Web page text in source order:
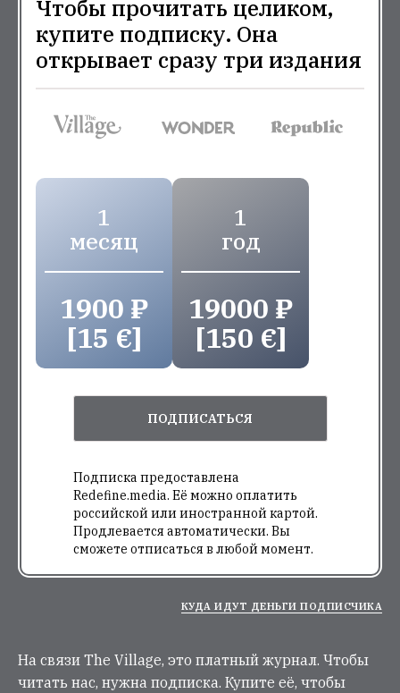
Чтобы прочитать целиком,
купите подписку. Она
открывает сразу три издания
1
месяц
1900 ₽
[15 €]
1
год
19000 ₽
[150 €]
ПОДПИСАТЬСЯ
Подписка предоставлена
Redefine.media. Её можно оплатить
российской или иностранной картой.
Продлевается автоматически. Вы
сможете отписаться в любой момент.
КУДА ИДУТ ДЕНЬГИ ПОДПИСЧИКА
На связи The Village, это платный журнал. Чтобы
читать нас, нужна подписка. Купите её, чтобы